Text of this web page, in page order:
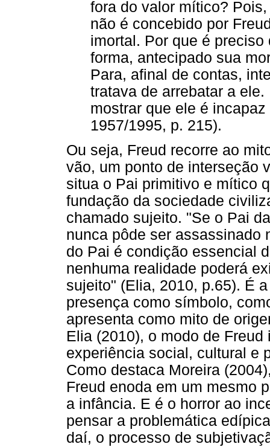
fora do valor mítico?
não é concebido por
imortal. Por que é
forma, antecipado sua
Para, afinal de contas,
tratava de arrebatar a
mostrar que ele é
1957/1995, p. 215).
Ou seja, Freud recorre ao
vão, um ponto de interseção
situa o Pai primitivo e mítico
fundação da sociedade
chamado sujeito. "Se o Pai
nunca pôde ser assassinado
do Pai é condição essencial
nenhuma realidade poderá
sujeito" (Elia, 2010, p.65). É
presença como símbolo,
apresenta como mito de
Elia (2010), o modo de
experiência social, cultural e
Como destaca Moreira
Freud enoda em um mesmo
a infância. E é o horror ao
pensar a problemática
daí, o processo de